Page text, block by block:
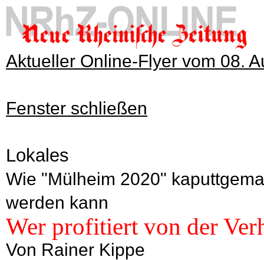
Aktueller Online-Flyer vom 08.
Fenster schließen
Lokales
Wie "Mülheim 2020"
werden kann
Wer profitiert von der
Von Rainer Kippe